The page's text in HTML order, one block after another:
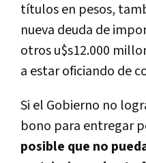
títulos en pesos,
nueva deuda de
otros u$s12.000
a estar oficiando de
Si el Gobierno no
bono para entregar
posible que no